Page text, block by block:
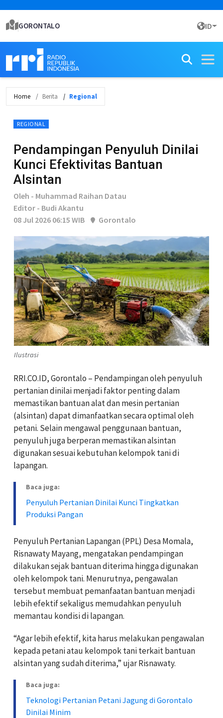
GORONTALO ID
Home Berita Regional
REGIONAL
Pendampingan Penyuluh Dinilai
Kunci Efektivitas Bantuan
Alsintan
Oleh - Muhammad Raihan Datau
Editor - Budi Akantu
08 Jul 2026 06:15 WIB
Gorontalo
Ilustrasi
RRI.CO.ID, Gorontalo – Pendampingan oleh penyuluh
pertanian dinilai menjadi faktor penting dalam
memastikan bantuan alat dan mesin pertanian
(alsintan) dapat dimanfaatkan secara optimal oleh
petani. Selain mengawal penggunaan bantuan,
penyuluh juga berperan memastikan alsintan
digunakan sesuai kebutuhan kelompok tani di
lapangan.
Baca juga:
Penyuluh Pertanian Dinilai Kunci Tingkatkan
Produksi Pangan
Penyuluh Pertanian Lapangan (PPL) Desa Momala,
Risnawaty Mayang, mengatakan pendampingan
dilakukan sejak bantuan diterima hingga digunakan
oleh kelompok tani. Menurutnya, pengawalan
tersebut membuat pemanfaatan bantuan menjadi
lebih efektif sekaligus memudahkan penyuluh
memantau kondisi di lapangan.
“Agar lebih efektif, kita harus melakukan pengawalan
kepada petani atau kelompok tani terkait bantuan
alsintan yang sudah diterima,” ujar Risnawaty.
Baca juga:
Teknologi Pertanian Petani Jagung di Gorontalo
Dinilai Minim